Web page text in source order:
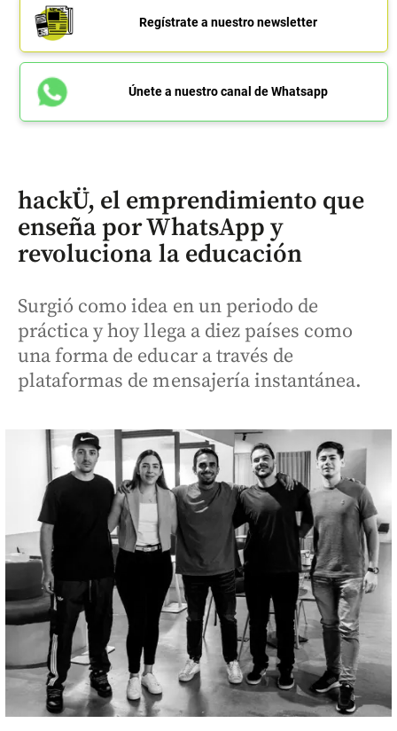
Regístrate a nuestro newsletter
Únete a nuestro canal de Whatsapp
hackÜ, el emprendimiento que
enseña por WhatsApp y
revoluciona la educación
Surgió como idea en un periodo de
práctica y hoy llega a diez países como
una forma de educar a través de
plataformas de mensajería instantánea.